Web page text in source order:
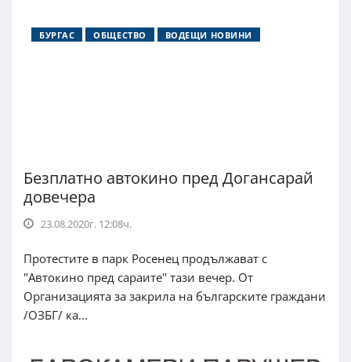
БУРГАС ОБЩЕСТВО ВОДЕЩИ НОВИНИ
Безплатно автокино пред Догансарай
довечера
23.08.2020г. 12:08ч.
Протестите в парк Росенец продължават с
"Автокино пред сараите" тази вечер. От
Организацията за закрила на българските граждани
/ОЗБГ/ ка...